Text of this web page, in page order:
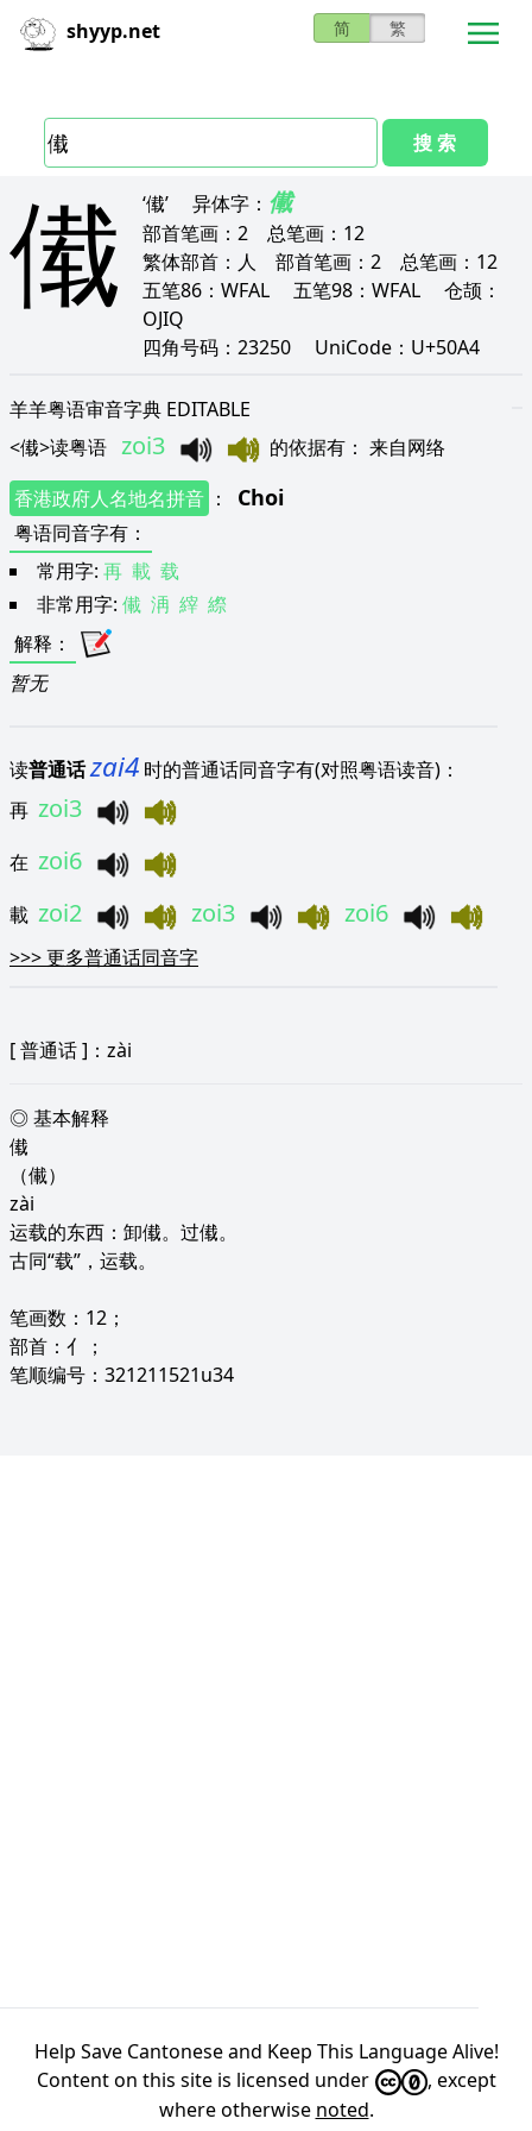
shyyp.net 简 繁
搜 索
傤 ‘傤’ 异体字： 儎
部首笔画： 2 总笔画： 12
繁体部首： 人 部首笔画： 2 总笔画： 12
五笔86： WFAL 五笔98： WFAL 仓颉：
OJIQ
四角号码： 23250 UniCode： U+50A4
羊羊粤语审音字典 EDITABLE
<傤>读粤语 zoi3 的依据有 ： 来自网络
香港政府人名地名拼音 ： Choi
粤语同音字有 ：
常用字: 再 載 载
非常用字: 儎 洅 縡 縩
解释 ：
暂无
读普通话zai4 时的普通话同音字有(对照粤语读音)：
再 zoi3
在 zoi6
載 zoi2 zoi3 zoi6
>>>更多普通话同音字
[普通话]：zài
◎ 基本解释
傤
（儎）
zài
运载的东西：卸傤。过傤。
古同“载”，运载。
笔画数：12；
部首：亻；
笔顺编号：321211521u34
Help Save Cantonese and Keep This Language Alive!
Content on this site is licensed under
, except
where otherwise noted.